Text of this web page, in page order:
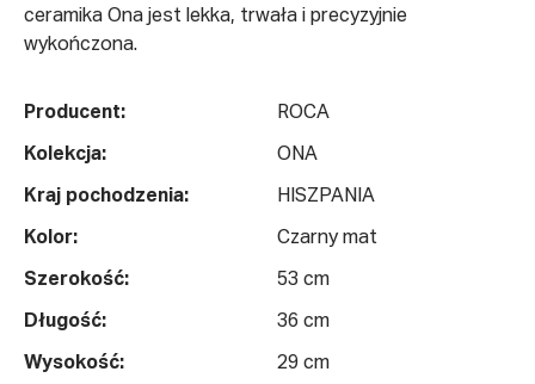
ceramika Ona jest lekka, trwała i precyzyjnie
wykończona.
Producent: ROCA
Kolekcja: ONA
Kraj pochodzenia: HISZPANIA
Kolor: Czarny mat
Szerokość: 53 cm
Długość: 36 cm
Wysokość: 29 cm